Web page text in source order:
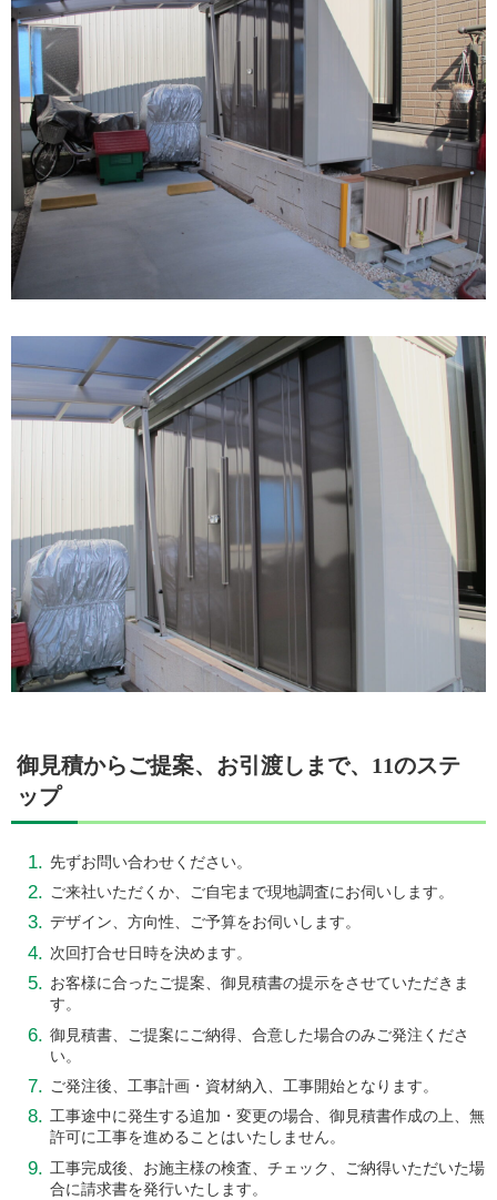
御見積からご提案、お引渡しまで、11のステ
ップ
先ずお問い合わせください。
ご来社いただくか、ご自宅まで現地調査にお伺いします。
デザイン、方向性、ご予算をお伺いします。
次回打合せ日時を決めます。
お客様に合ったご提案、御見積書の提示をさせていただきま
す。
御見積書、ご提案にご納得、 合意した場合のみご発注くださ
い。
ご発注後、工事計画・資材納入、工事開始となります。
工事途中に発生する追加・変更の場合、御見積書作成の上、 無
許可に工事を進めることはいたしません。
工事完成後、お施主様の検査、チェック、
ご納得いただいた場
合に請求書を発行いたします。